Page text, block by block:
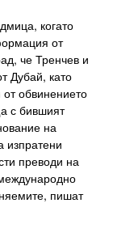
когато
от
че Тренчев и
Дубай, като
обвинението
с бившият
на
изпратени
преводи на
пишат